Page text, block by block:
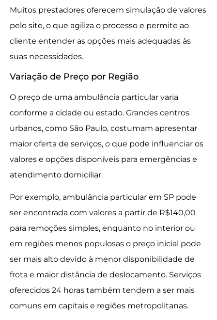
Muitos prestadores oferecem simulação de valores
pelo site, o que agiliza o processo e permite ao
cliente entender as opções mais adequadas às
suas necessidades.
Variação de Preço por Região
O preço de uma ambulância particular varia
conforme a cidade ou estado. Grandes centros
urbanos, como São Paulo, costumam apresentar
maior oferta de serviços, o que pode influenciar os
valores e opções disponíveis para emergências e
atendimento domiciliar.
Por exemplo, ambulância particular em SP pode
ser encontrada com valores a partir de R$140,00
para remoções simples, enquanto no interior ou
em regiões menos populosas o preço inicial pode
ser mais alto devido à menor disponibilidade de
frota e maior distância de deslocamento. Serviços
oferecidos 24 horas também tendem a ser mais
comuns em capitais e regiões metropolitanas.